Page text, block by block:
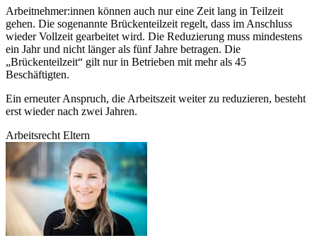
Arbeitnehmer:innen können auch nur eine Zeit lang in Teilzeit
gehen. Die sogenannte Brückenteilzeit regelt, dass im Anschluss
wieder Vollzeit gearbeitet wird. Die Reduzierung muss mindestens
ein Jahr und nicht länger als fünf Jahre betragen. Die
„Brückenteilzeit“ gilt nur in Betrieben mit mehr als 45
Beschäftigten.
Ein erneuter Anspruch, die Arbeitszeit weiter zu reduzieren, besteht
erst wieder nach zwei Jahren.
Arbeitsrecht Eltern